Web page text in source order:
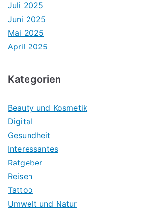
Juli 2025
Juni 2025
Mai 2025
April 2025
Kategorien
Beauty und Kosmetik
Digital
Gesundheit
Interessantes
Ratgeber
Reisen
Tattoo
Umwelt und Natur